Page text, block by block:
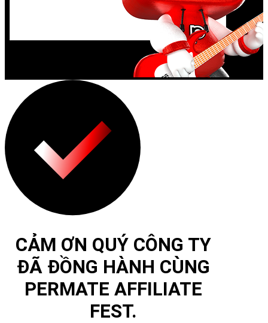
CẢM ƠN QUÝ CÔNG TY
ĐÃ ĐỒNG HÀNH CÙNG
PERMATE AFFILIATE
FEST.